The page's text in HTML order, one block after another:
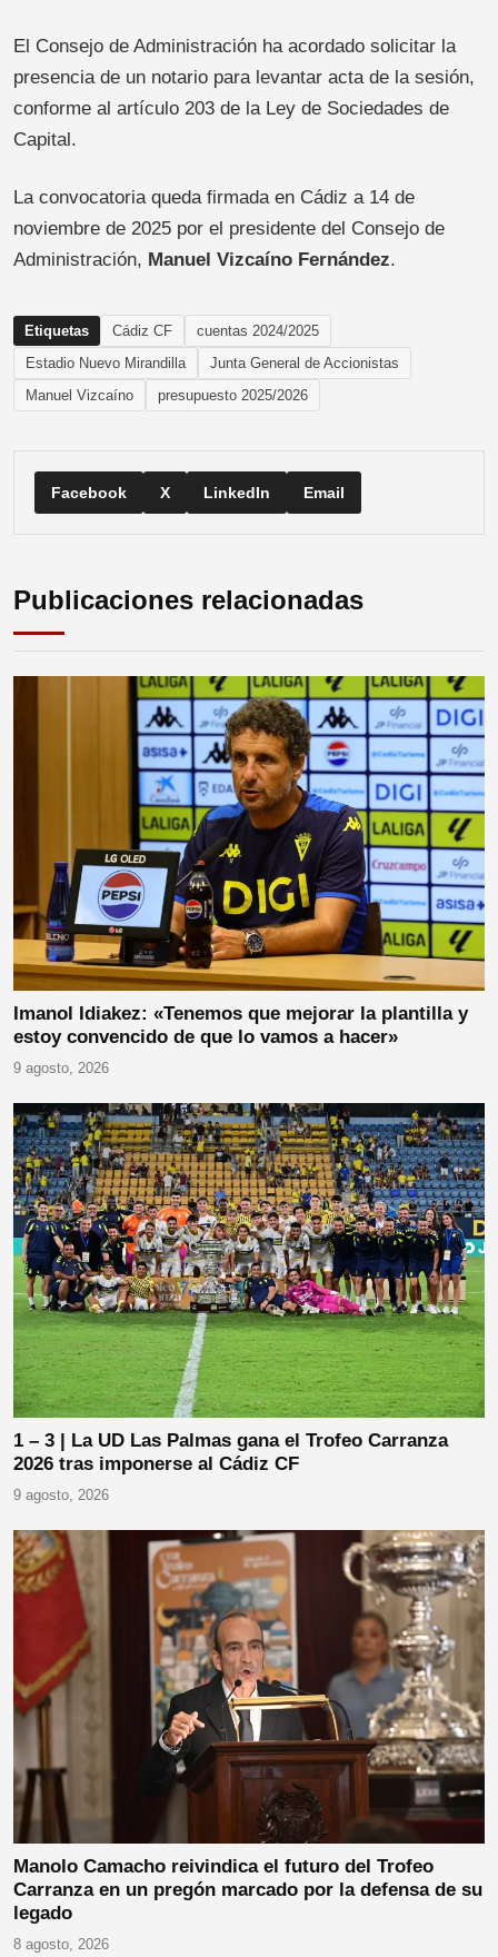
El Consejo de Administración ha acordado solicitar la
presencia de un notario para levantar acta de la sesión,
conforme al artículo 203 de la Ley de Sociedades de
Capital.
La convocatoria queda firmada en Cádiz a 14 de
noviembre de 2025 por el presidente del Consejo de
Administración, Manuel Vizcaíno Fernández.
Etiquetas Cádiz CF
cuentas 2024/2025
Estadio Nuevo Mirandilla
Junta General de Accionistas
Manuel Vizcaíno
presupuesto 2025/2026
Facebook X LinkedIn Email
Publicaciones relacionadas
Imanol Idiakez: «Tenemos que mejorar la plantilla y
estoy convencido de que lo vamos a hacer»
9 agosto, 2026
1 – 3 | La UD Las Palmas gana el Trofeo Carranza
2026 tras imponerse al Cádiz CF
9 agosto, 2026
Manolo Camacho reivindica el futuro del Trofeo
Carranza en un pregón marcado por la defensa de su
legado
8 agosto, 2026